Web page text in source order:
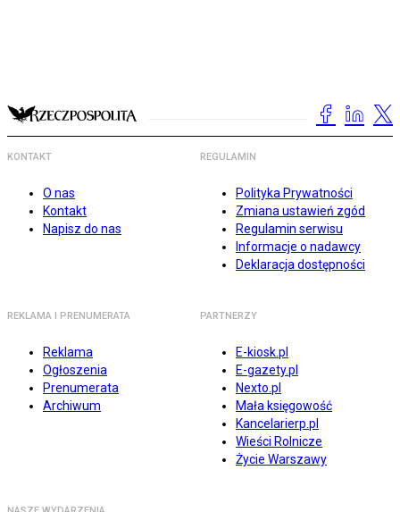
KONTAKT
O nas
Kontakt
Napisz do nas
REGULAMIN
Polityka Prywatności
Zmiana ustawień zgód
Regulamin serwisu
Informacje o nadawcy
Deklaracja dostępności
REKLAMA I PRENUMERATA
Reklama
Ogłoszenia
Prenumerata
Archiwum
PARTNERZY
E-kiosk.pl
E-gazety.pl
Nexto.pl
Mała księgowość
Kancelarierp.pl
Wieści Rolnicze
Życie Warszawy